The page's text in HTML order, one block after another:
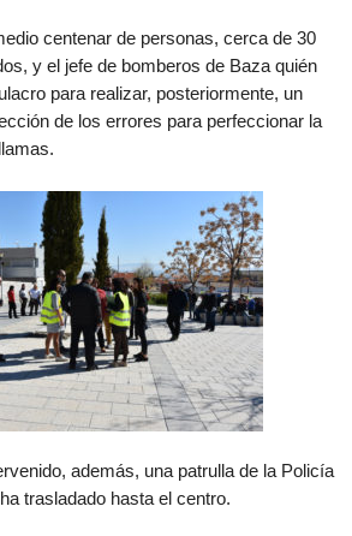
centenar de personas, cerca de 30
y el jefe de bomberos de Baza quién
para realizar, posteriormente, un
de los errores para perfeccionar la
además, una patrulla de la Policía
trasladado hasta el centro.